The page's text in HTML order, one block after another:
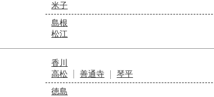
米子
島根
松江
香川
高松
善通寺
琴平
徳島